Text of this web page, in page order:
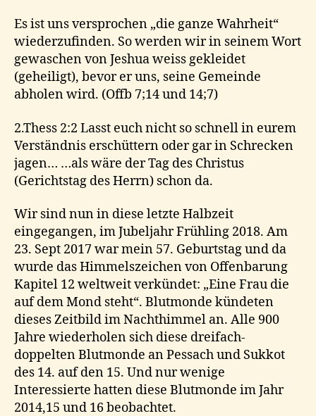
Es ist uns versprochen „die ganze Wahrheit“
wiederzufinden. So werden wir in seinem Wort
gewaschen von Jeshua weiss gekleidet
(geheiligt), bevor er uns, seine Gemeinde
abholen wird. (Offb 7;14 und 14;7)
2.Thess 2:2 Lasst euch nicht so schnell in eurem
Verständnis erschüttern oder gar in Schrecken
jagen… …als wäre der Tag des Christus
(Gerichtstag des Herrn) schon da.
Wir sind nun in diese letzte Halbzeit
eingegangen, im Jubeljahr Frühling 2018. Am
23. Sept 2017 war mein 57. Geburtstag und da
wurde das Himmelszeichen von Offenbarung
Kapitel 12 weltweit verkündet: „Eine Frau die
auf dem Mond steht“. Blutmonde kündeten
dieses Zeitbild im Nachthimmel an. Alle 900
Jahre wiederholen sich diese dreifach-
doppelten Blutmonde an Pessach und Sukkot
des 14. auf den 15. Und nur wenige
Interessierte hatten diese Blutmonde im Jahr
2014,15 und 16 beobachtet.